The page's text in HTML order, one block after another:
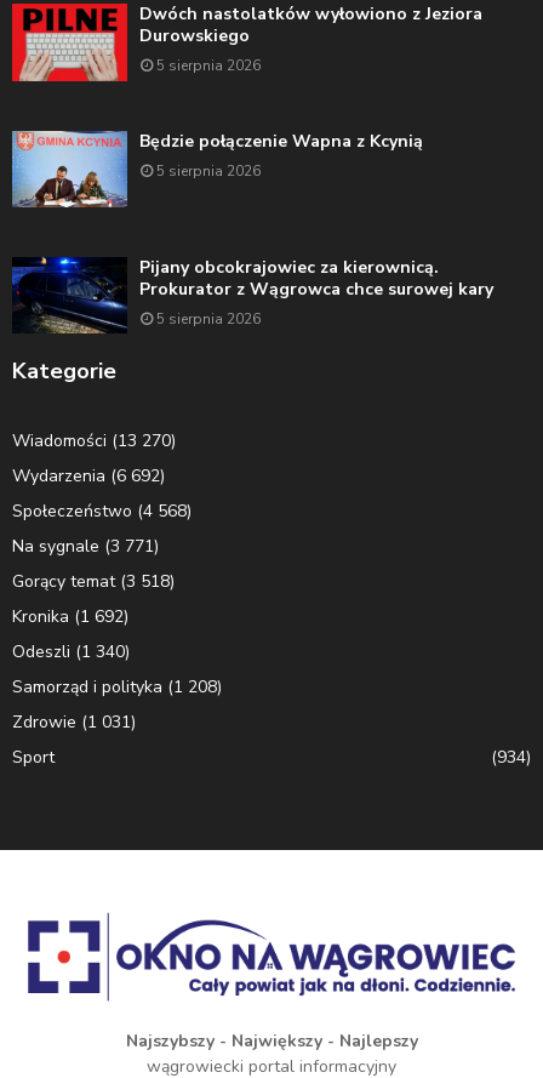
Dwóch nastolatków wyłowiono z Jeziora
Durowskiego
5 sierpnia 2026
Będzie połączenie Wapna z Kcynią
5 sierpnia 2026
Pijany obcokrajowiec za kierownicą.
Prokurator z Wągrowca chce surowej kary
5 sierpnia 2026
Kategorie
Wiadomości (13 270)
Wydarzenia (6 692)
Społeczeństwo (4 568)
Na sygnale (3 771)
Gorący temat(3 518)
Kronika (1 692)
Odeszli (1 340)
Samorząd i polityka (1 208)
Zdrowie (1 031)
Sport
(934)
Najszybszy - Największy - Najlepszy
wągrowiecki portal informacyjny